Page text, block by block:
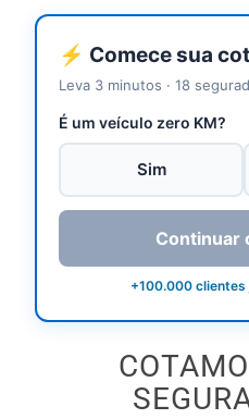
⚡ Comece sua
Leva 3 minutos · 18
É um veículo zero KM?
Sim
Continuar
+100.000 clientes